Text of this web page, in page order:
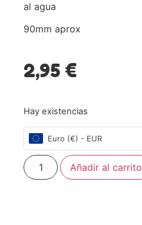
al agua
90mm aprox
2,95 €
Hay existencias
Euro (€) - EUR
Añadir al carrito